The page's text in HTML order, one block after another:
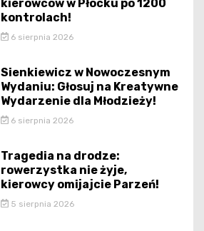
kierowców w Płocku po 1200
kontrolach!
6 sierpnia 2026
Sienkiewicz w Nowoczesnym
Wydaniu: Głosuj na Kreatywne
Wydarzenie dla Młodzieży!
6 sierpnia 2026
Tragedia na drodze:
rowerzystka nie żyje,
kierowcy omijajcie Parzeń!
5 sierpnia 2026